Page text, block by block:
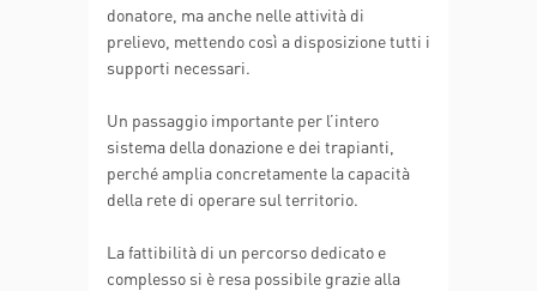
donatore, ma anche nelle attività di
prelievo, mettendo così a disposizione tutti i
supporti necessari.
Un passaggio importante per l’intero
sistema della donazione e dei trapianti,
perché amplia concretamente la capacità
della rete di operare sul territorio.
La fattibilità di un percorso dedicato e
complesso si è resa possibile grazie alla